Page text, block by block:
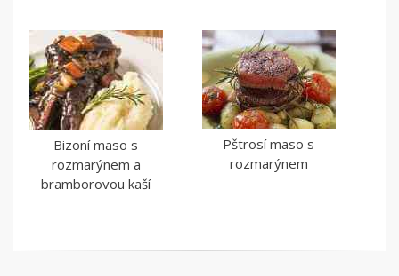
Bizoní maso s
rozmarýnem a
bramborovou kaší
Pštrosí maso s
rozmarýnem